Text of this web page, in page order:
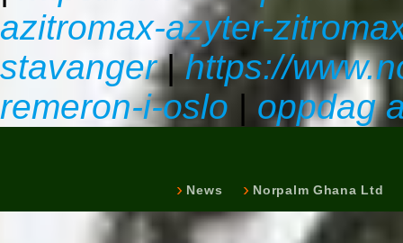
azitromax-azyter-
stavanger|https://
remeron-i-oslo | oppdag
News Norpalm Ghana Ltd